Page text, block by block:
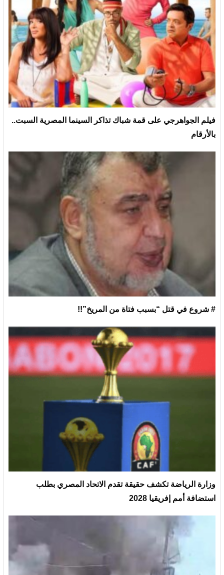
فيلم الجواهرجي على قمة شباك تذاكر السينما المصرية السبت..
بالأرقام
# شروع في قتل “بسبب فتاة من المريخ”!!
وزارة الرياضة تكشف حقيقة تقدم الاتحاد المصري بطلب
استضافة أمم إفريقيا 2028